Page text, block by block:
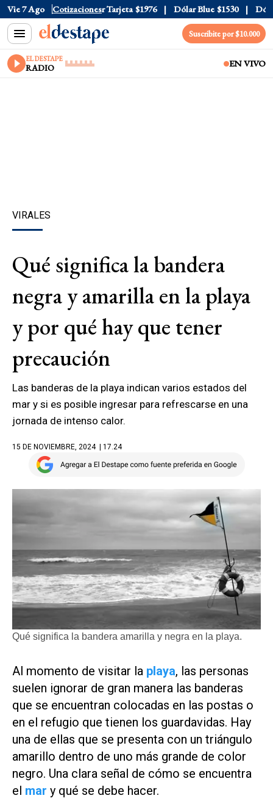
Vie 7 Ago Cotizaciones
$1520 Dólar Tarjeta $1976 Dólar Blue $1530 Dólar
Suscribite por $10.000
EL DESTAPE
RADIO EN VIVO
VIRALES
Qué significa la bandera
negra y amarilla en la playa
y por qué hay que tener
precaución
Las banderas de la playa indican varios estados del
mar y si es posible ingresar para refrescarse en una
jornada de intenso calor.
15 DE NOVIEMBRE, 2024 | 17.24
Qué significa la bandera amarilla y negra en la playa.
Al momento de visitar la playa, las personas
suelen ignorar de gran manera las banderas
que se encuentran colocadas en las postas o
en el refugio que tienen los guardavidas. Hay
una de ellas que se presenta con un triángulo
amarillo dentro de uno más grande de color
negro. Una clara señal de cómo se encuentra
el mar y qué se debe hacer.